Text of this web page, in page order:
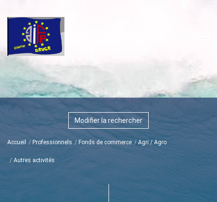
Modifier la rechercher
Accueil Professionnels Fonds de commerce Agri / Agro
Autres activités